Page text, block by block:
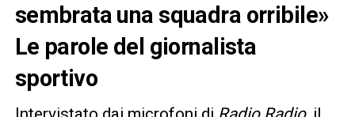
sembrata una squadra orribile»
Le parole del giornalista
sportivo